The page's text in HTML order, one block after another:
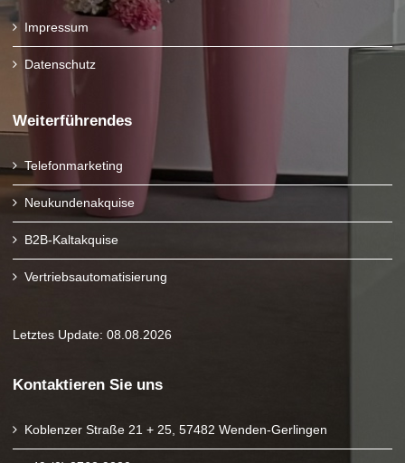
Impressum
Datenschutz
Weiterführendes
Telefonmarketing
Neukundenakquise
B2B-Kaltakquise
Vertriebsautomatisierung
Letztes Update: 08.08.2026
Kontaktieren Sie uns
Koblenzer Straße 21 + 25, 57482 Wenden-Gerlingen